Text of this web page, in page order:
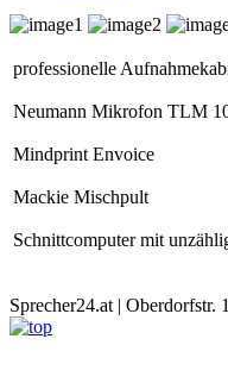
professionelle
Neumann Mikrofon TLM
Mindprint Envoice
Mackie Mischpult
Schnittcomputer mit
Sprecher24.at | Oberdorfstr.